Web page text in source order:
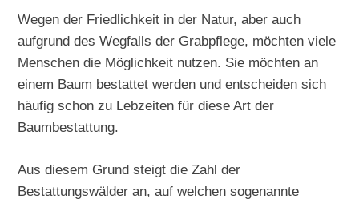
Wegen der Friedlichkeit in der Natur, aber auch
aufgrund des Wegfalls der Grabpflege, möchten viele
Menschen die Möglichkeit nutzen. Sie möchten an
einem Baum bestattet werden und entscheiden sich
häufig schon zu Lebzeiten für diese Art der
Baumbestattung.
Aus diesem Grund steigt die Zahl der
Bestattungswälder an, auf welchen sogenannte